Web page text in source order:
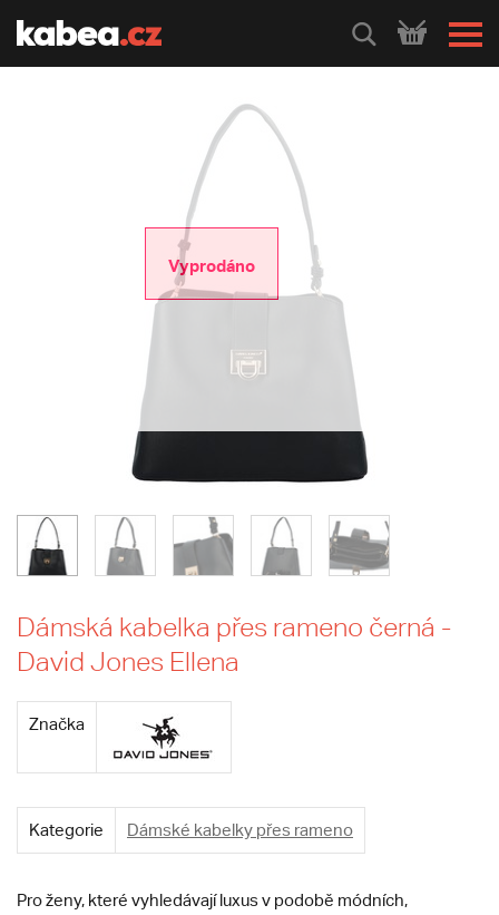
HLEDEJ
Vyprodáno
Dámská kabelka přes rameno černá -
David Jones Ellena
Značka
Kategorie Dámské kabelky přes rameno
Pro ženy, které vyhledávají luxus v podobě módních,